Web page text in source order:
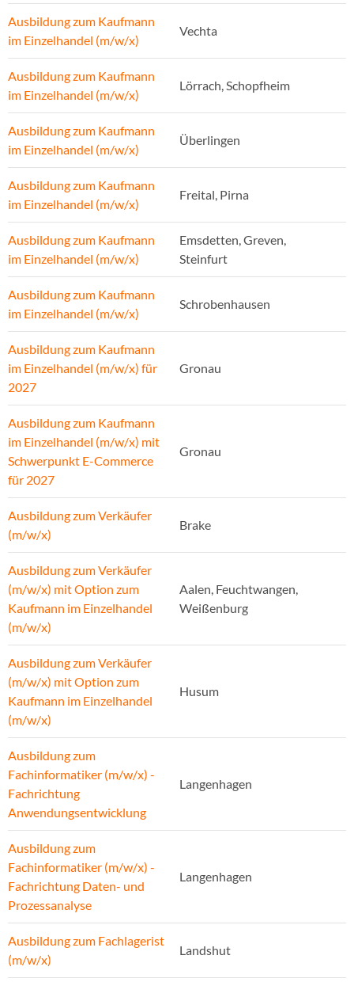
Ausbildung zum Kaufmann
im Einzelhandel (m/w/x)
Vechta
Ausbildung zum Kaufmann
im Einzelhandel (m/w/x)
Lörrach, Schopfheim
Ausbildung zum Kaufmann
im Einzelhandel (m/w/x)
Überlingen
Ausbildung zum Kaufmann
im Einzelhandel (m/w/x)
Freital, Pirna
Ausbildung zum Kaufmann
im Einzelhandel (m/w/x)
Emsdetten, Greven,
Steinfurt
Ausbildung zum Kaufmann
im Einzelhandel (m/w/x)
Schrobenhausen
Ausbildung zum Kaufmann
im Einzelhandel (m/w/x) für
2027
Gronau
Ausbildung zum Kaufmann
im Einzelhandel (m/w/x) mit
Schwerpunkt E-Commerce
für 2027
Gronau
Ausbildung zum Verkäufer
(m/w/x)
Brake
Ausbildung zum Verkäufer
(m/w/x) mit Option zum
Kaufmann im Einzelhandel
(m/w/x)
Aalen, Feuchtwangen,
Weißenburg
Ausbildung zum Verkäufer
(m/w/x) mit Option zum
Kaufmann im Einzelhandel
(m/w/x)
Husum
Ausbildung zum
Fachinformatiker (m/w/x) -
Fachrichtung
Anwendungsentwicklung
Langenhagen
Ausbildung zum
Fachinformatiker (m/w/x) -
Fachrichtung Daten- und
Prozessanalyse
Langenhagen
Ausbildung zum Fachlagerist
(m/w/x)
Landshut